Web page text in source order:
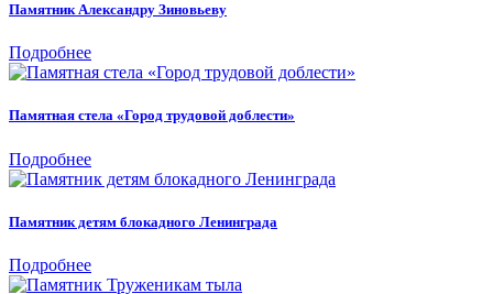
Памятник Александру Зиновьеву
Подробнее
Памятная стела «Город трудовой доблести»
Подробнее
Памятник детям блокадного Ленинграда
Подробнее